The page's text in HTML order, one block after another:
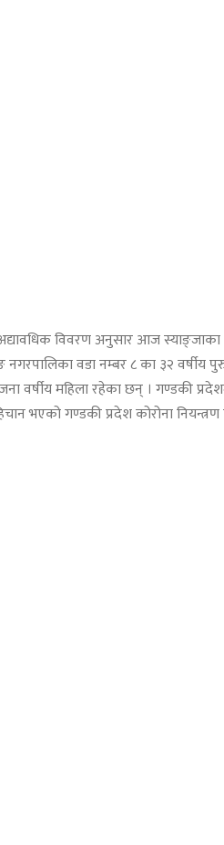
विवरण अनुसार आज
वडा नम्बर ८ का ३२
वर्षीय महिला रहेका छन् । गण्डकी
गण्डकी प्रदेश कोरोना नियन्त्रण